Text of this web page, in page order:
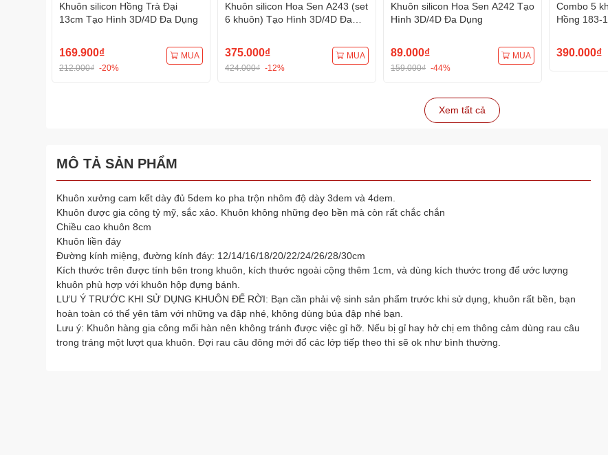
Khuôn silicon Hồng Trà Đại
13cm Tạo Hình 3D/4D Đa Dụng
169.900₫
212.000₫ -20%
MUA
Khuôn silicon Hoa Sen A243 (set
6 khuôn) Tạo Hình 3D/4D Đa
375.000₫
424.000₫ -12%
MUA
Khuôn silicon Hoa Sen A242 Tạo
Hình 3D/4D Đa Dụng
89.000₫
159.000₫ -44%
MUA
Combo 5
Hồng 183-
390.000₫
Xem tất cả
MÔ TẢ SẢN PHẨM
Khuôn xưởng cam kết dày đủ 5dem ko pha trộn nhôm độ dày 3dem và 4dem.
Khuôn được gia công tỷ mỹ, sắc xảo. Khuôn không những đẹo bền mà còn rất chắc chắn
Chiều cao khuôn 8cm
Khuôn liền đáy
Đường kính miệng, đường kính đáy: 12/14/16/18/20/22/24/26/28/30cm
Kích thước trên được tính bên trong khuôn, kích thước ngoài cộng thêm 1cm, và dùng kích thước trong để ước lượng
khuôn phù hợp với khuôn hộp đựng bánh.
LƯU Ý TRƯỚC KHI SỬ DỤNG KHUÔN ĐẾ RỜI: Bạn cần phải vệ sinh sản phẩm trước khi sử dụng, khuôn rất bền, bạn
hoàn toàn có thể yên tâm với những va đập nhé, không dùng búa đập nhé bạn.
Lưu ý: Khuôn hàng gia công mối hàn nên không tránh được việc gỉ hỡ. Nếu bị gỉ hay hở chị em thông cảm dùng rau câu
trong tráng một lượt qua khuôn. Đợi rau câu đông mới đổ các lớp tiếp theo thì sẽ ok như bình thường.